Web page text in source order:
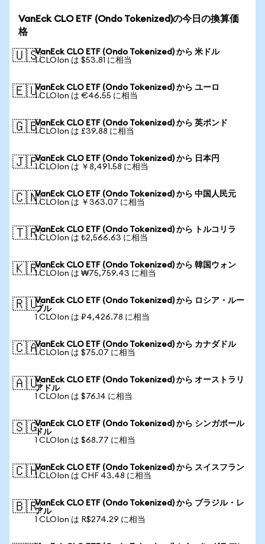
VanEck CLO ETF (Ondo Tokenized)の今日の換算価
格
🇺🇸VanEck CLO ETF (Ondo Tokenized) から 米ドル
1 CLOIon は $53.81 に相当
🇪🇺VanEck CLO ETF (Ondo Tokenized) から ユーロ
1 CLOIon は €46.55 に相当
🇬🇧VanEck CLO ETF (Ondo Tokenized) から 英ポンド
1 CLOIon は £39.88 に相当
🇯🇵VanEck CLO ETF (Ondo Tokenized) から 日本円
1 CLOIon は ￥8,491.58 に相当
🇨🇳VanEck CLO ETF (Ondo Tokenized) から 中国人民元
1 CLOIon は ￥363.07 に相当
🇹🇷VanEck CLO ETF (Ondo Tokenized) から トルコリラ
1 CLOIon は ₺2,566.63 に相当
🇰🇷VanEck CLO ETF (Ondo Tokenized) から 韓国ウォン
1 CLOIon は ₩75,759.43 に相当
🇷🇺VanEck CLO ETF (Ondo Tokenized) から ロシア・ルー
ブル
1 CLOIon は ₽4,426.78 に相当
🇨🇦VanEck CLO ETF (Ondo Tokenized) から カナダドル
1 CLOIon は $75.07 に相当
🇦🇺VanEck CLO ETF (Ondo Tokenized) から オーストラリ
アドル
1 CLOIon は $76.14 に相当
🇸🇬VanEck CLO ETF (Ondo Tokenized) から シンガポール
ドル
1 CLOIon は $68.77 に相当
🇨🇭VanEck CLO ETF (Ondo Tokenized) から スイスフラン
1 CLOIon は CHF 43.48 に相当
🇧🇷VanEck CLO ETF (Ondo Tokenized) から ブラジル・レ
アル
1 CLOIon は R$274.29 に相当